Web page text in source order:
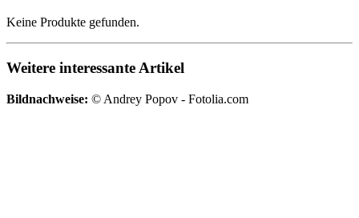
Keine Produkte gefunden.
Weitere interessante Artikel
Bildnachweise: © Andrey Popov - Fotolia.com